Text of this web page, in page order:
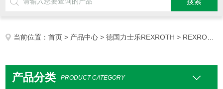
当前位置：首页 > 产品中心 >德国力士乐REXROTH > REXROTH变频器
产品分类 PRODUCT CATEGORY